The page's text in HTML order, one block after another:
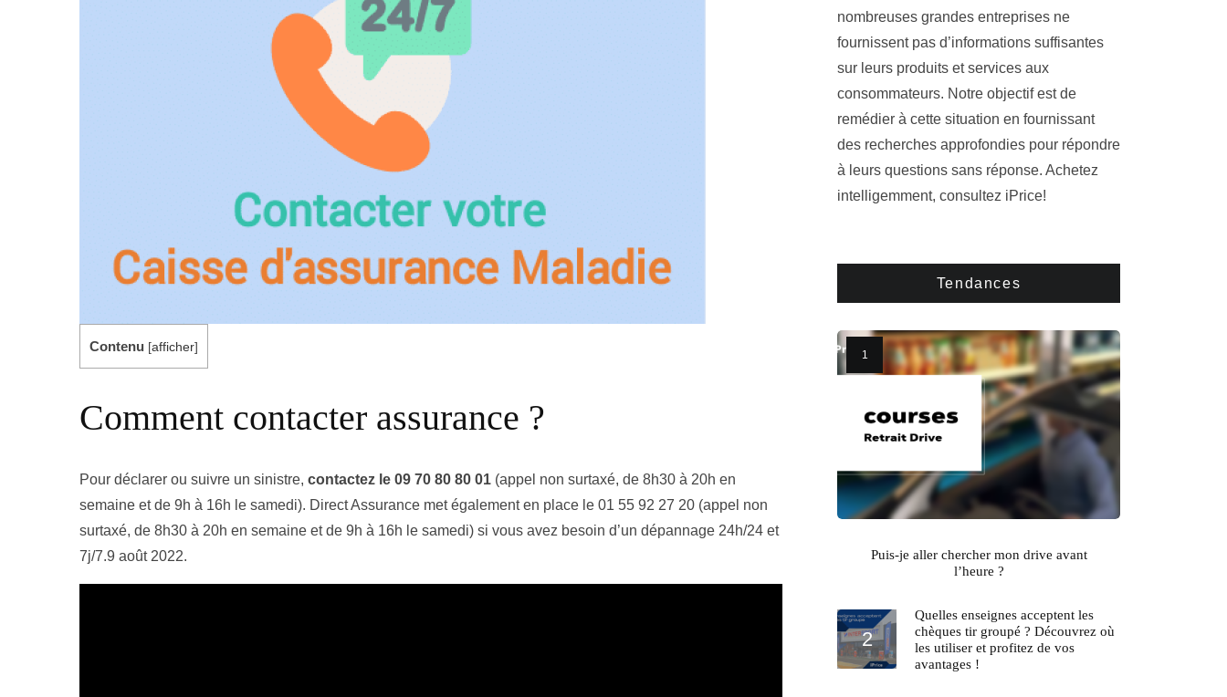
Contenu [afficher]
Comment contacter assurance ?
Pour déclarer ou suivre un sinistre, contactez le 09 70 80 80 01 (appel non surtaxé, de 8h30 à 20h en
semaine et de 9h à 16h le samedi). Direct Assurance met également en place le 01 55 92 27 20 (appel non
surtaxé, de 8h30 à 20h en semaine et de 9h à 16h le samedi) si vous avez besoin d’un dépannage 24h/24 et
7j/7.9 août 2022.
nombreuses grandes entreprises ne
fournissent pas d’informations suffisantes
sur leurs produits et services aux
consommateurs. Notre objectif est de
remédier à cette situation en fournissant
des recherches approfondies pour répondre
à leurs questions sans réponse. Achetez
intelligemment, consultez iPrice!
Tendances
Puis-je aller chercher mon drive avant
l’heure ?
Quelles enseignes acceptent les
chèques tir groupé ? Découvrez où
les utiliser et profitez de vos
avantages !